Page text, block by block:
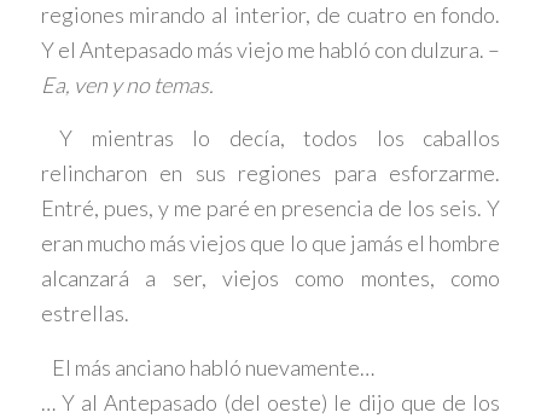
regiones mirando al interior, de cuatro en fondo.
Y el Antepasado más viejo me habló con dulzura. –
Ea, ven y no temas.
Y mientras lo decía, todos los caballos
relincharon en sus regiones para esforzarme.
Entré, pues, y me paré en presencia de los seis. Y
eran mucho más viejos que lo que jamás el hombre
alcanzará a ser, viejos como montes, como
estrellas.
El más anciano habló nuevamente…
… Y al Antepasado (del oeste) le dijo que de los